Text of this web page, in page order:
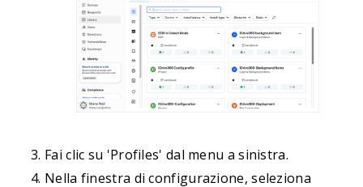
Fai clic su 'Profiles' dal menu a sinistra.
Nella finestra di configurazione, seleziona